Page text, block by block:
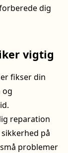
dig
vigtig
fikser din
og
reparation
på
problemer